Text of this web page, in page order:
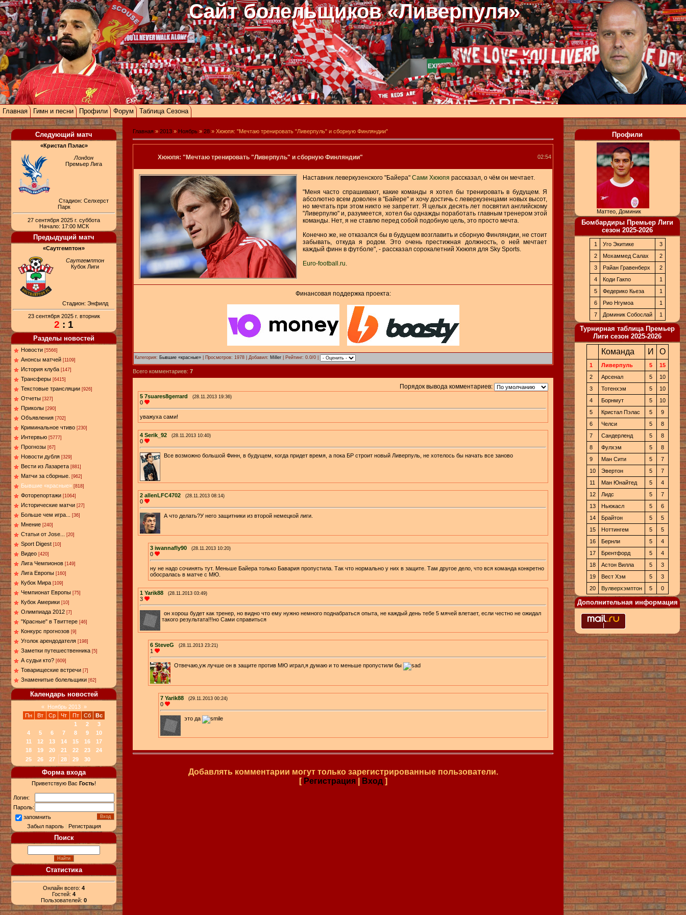
Сайт болельщиков «Ливерпуля»
Главная Гимн и песни Профили Форум Таблица Сезона
Следующий матч
«Кристал Пэлас»
Лондон
Премьер Лига
Стадион: Селхерст
Парк
27 сентября 2025 г. суббота
Начало: 17:00 МСК
Предыдущий матч
«Саутгемптон»
Саутгемптон
Кубок Лиги
Стадион: Энфилд
23 сентября 2025 г. вторник
2 : 1
Разделы новостей
Новости [5566]
Анонсы матчей [1109]
История клуба [147]
Трансферы [6415]
Текстовые трансляции [926]
Отчеты [327]
Приколы [290]
Объявления [702]
Криминальное чтиво [230]
Интервью [5777]
Прогнозы [67]
Новости дубля [329]
Вести из Лазарета [881]
Матчи за сборные. [962]
Бывшие «красные» [818]
Фоторепортажи [1064]
Исторические матчи [27]
Больше чем игра... [36]
Мнение [240]
Статьи от Jose... [20]
Sport Digest [10]
Видео [420]
Лига Чемпионов [149]
Лига Европы [160]
Кубок Мира [109]
Чемпионат Европы [75]
Кубок Америки [10]
Олимпиада 2012 [7]
"Красные" в Твиттере [46]
Конкурс прогнозов [9]
Уголок арендодателя [198]
Заметки путешественника [5]
А судьи кто? [609]
Товарищеские встречи [7]
Знаменитые болельщики [62]
Календарь новостей
« Ноябрь 2013 »
Пн
Вт Ср Чт Пт Сб
Вс
1
2
3
4
5 6 7 8 9
10
11
12 13 14 15 16
17
18
19 20 21 22 23
24
25
26 27 28 29 30
Форма входа
Приветствую Вас Гость!
Логин:
Пароль:
запомнить
Забыл пароль| Регистрация
Поиск
Статистика
Онлайн всего: 4
Гостей: 4
Пользователей: 0
Главная » 2013 » Ноябрь » 28 » Хююпя: "Мечтаю тренировать "Ливерпуль" и сборную Финляндии"
Хююпя: "Мечтаю тренировать "Ливерпуль" и сборную Финляндии" 02:54
Наставник леверкузенского "Байера" Сами Хююпя рассказал, о чём он мечтает.
"Меня часто спрашивают, какие команды я хотел бы тренировать в будущем. Я
абсолютно всем доволен в "Байере" и хочу достичь с леверкузенцами новых высот,
но мечтать при этом никто не запретит. Я целых десять лет посвятил английскому
"Ливерпулю" и, разумеется, хотел бы однажды поработать главным тренером этой
команды. Нет, я не ставлю перед собой подобную цель, это просто мечта
Конечно же, не отказался бы в будущем возглавить и сборную Финляндии, не стоит
забывать, откуда я родом. Это очень престижная должность, о ней мечтает
каждый финн в футболе", - рассказал сорокалетний Хююпя для Sky Sports.
Euro-football.ru.
Финансовая поддержка проекта:
Категория: Бывшие «красные» | Просмотров: 1978 | Добавил: Miller | Рейтинг: 0.0/0 |
Всего комментариев: 7
Порядок вывода комментариев:
5 7suares8gerrard (28.11.2013 19:36)
0
уважуха сами!
4 Serik_92 (28.11.2013 10:40)
0
Все возможно большой Финн, в будущем, когда придет время, а пока БР строит новый Ливерпуль, не хотелось бы начать все заново
2 allenLFC4702 (28.11.2013 08:14)
0
А что делать?У него защитники из второй немецкой лиги.
3 iwannafly90 (28.11.2013 10:20)
0
ну не надо сочинять тут. Меньше Байера только Бавария пропустила. Так что нормально у них в защите. Там другое дело, что вся команда конкретно
обосралась в матче с МЮ.
1 Yarik88 (28.11.2013 03:49)
3
он хорош будет как тренер, но видно что ему нужно немного поднабраться опыта, не каждый день тебе 5 мячей влетает, если честно не ожидал
такого результата!!!но Сами справиться
6 SteveG (28.11.2013 23:21)
1
Отвечаю,уж лучше он в защите против МЮ играл,я думаю и то меньше пропустили бы
7 Yarik88 (29.11.2013 00:24)
0
это да
Добавлять комментарии могут только зарегистрированные пользователи.
[ Регистрация| Вход]
Профили
Маттео, Доминик
Бомбардиры Премьер Лиги
сезон 2025-2026
1 Уго Экитике
3
2
Мохаммед Салах
2
3
Райан Гравенберх
2
4
Коди Гакпо
1
5
Федерико Кьеза
1
6
Рио Нгумоа
1
7
Доминик Собослай 1
Турнирная таблица Премьер
Лиги сезон 2025-2026
Команда И О
1 Ливерпуль 5
15
2
Арсенал 5
10
3
Тотенхэм 5
10
4
Борнмут 5
10
5
Кристал Пэлас 5
9
6
Челси 5
8
7
Сандерленд 5
8
8
Фулхэм 5
8
9
Ман Сити 5
7
10
Эвертон 5
7
11
Ман Юнайтед 5
4
12
Лидс 5
7
13
Ньюкасл 5
6
14
Брайтон 5
5
15
Ноттингем 5
5
16
Бернли 5
4
17
Брентфорд 5
4
18
Астон Вилла 5
3
19
Вест Хэм 5
3
20
Вулверхэмптон 5 0
Дополнительная информация